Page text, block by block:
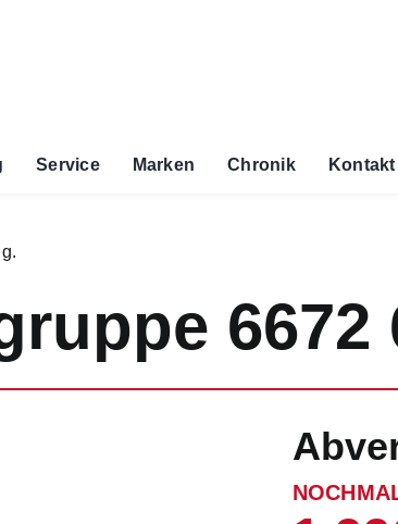
Service Marken Chronik Kontakt
6672